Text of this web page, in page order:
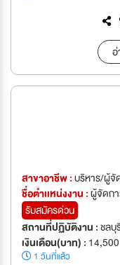
สาขาอาชีพ :บริหาร/ผู้จั
ชื่อตำเเหน่งงาน :ผู้จัดก
รับสมัครด่วน
สถานที่ปฏิบัติงาน :ชลบุ
เงินเดือน(บาท) :
1 วันที่แล้ว